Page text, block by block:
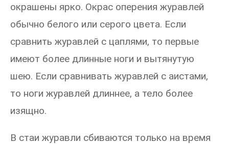
окрашены ярко. Окрас оперения журавлей
обычно белого или серого цвета. Если
сравнить журавлей с цаплями, то первые
имеют более длинные ноги и вытянутую
шею. Если сравнивать журавлей с аистами,
то ноги журавлей длиннее, а тело более
изящно.
В стаи журавли сбиваются только на время